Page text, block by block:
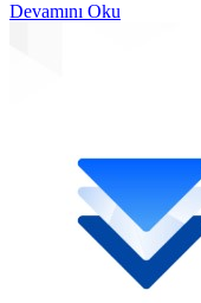
Devamını Oku